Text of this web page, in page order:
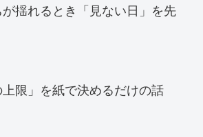
揺れるとき「見ない日」を先
限」を紙で決めるだけの話